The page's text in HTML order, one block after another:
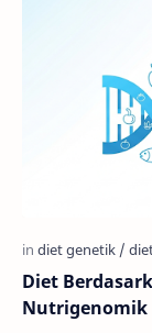
Diet
Nutrigenomik